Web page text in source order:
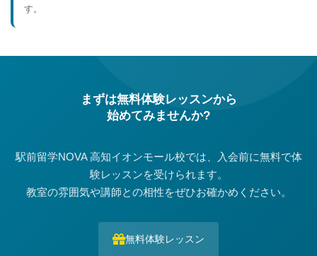
す。
まずは無料体験レッスンから
始めてみませんか?
駅前留学NOVA 高知イオンモール校では、入会前に無料で体
験レッスンを受けられます。
教室の雰囲気や講師との相性をぜひお確かめください。
無料体験レッスン